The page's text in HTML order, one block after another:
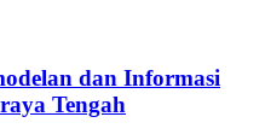
dan Informasi
Tengah